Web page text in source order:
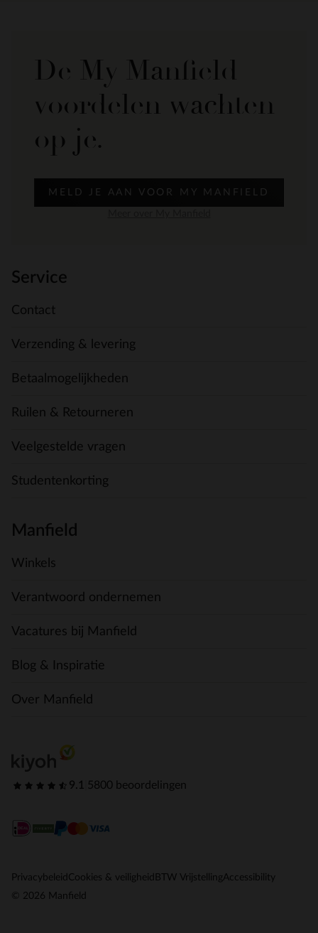
De My Manfield
voordelen wachten
op je.
MELD JE AAN VOOR MY MANFIELD
Service
Contact
Verzending & levering
Betaalmogelijkheden
Ruilen & Retourneren
Veelgestelde vragen
Studentenkorting
Manfield
Winkels
Verantwoord ondernemen
Vacatures bij Manfield
Blog & Inspiratie
Over Manfield
9.1 5800 beoordelingen
Privacybeleid Cookies & veiligheid BTW VrijstellingAccessibility
© 2026 Manfield